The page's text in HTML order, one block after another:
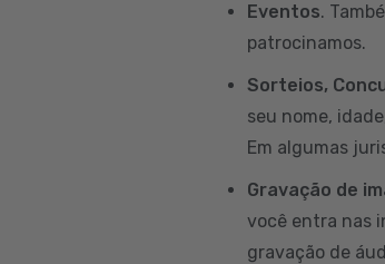
Eventos.
patrocinamos.
Sorteios,
seu nome,
Em algumas
Gravação de
você entra nas
gravação de